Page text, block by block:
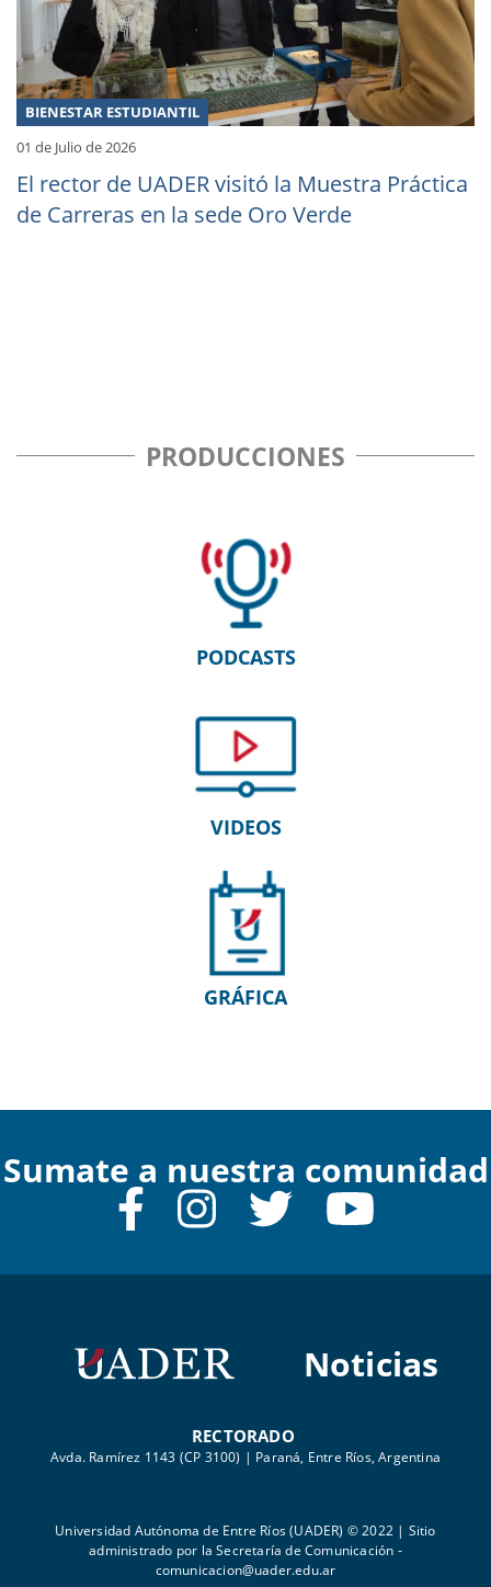
BIENESTAR ESTUDIANTIL
01 de Julio de 2026
El rector de UADER visitó la Muestra Práctica
de Carreras en la sede Oro Verde
PRODUCCIONES
PODCASTS
VIDEOS
GRÁFICA
Sumate a nuestra comunidad
Noticias
RECTORADO
Avda. Ramírez 1143 (CP 3100) | Paraná, Entre Ríos, Argentina
Universidad Autónoma de Entre Ríos (UADER) © 2022 | Sitio
administrado por la Secretaría de Comunicación -
comunicacion@uader.edu.ar